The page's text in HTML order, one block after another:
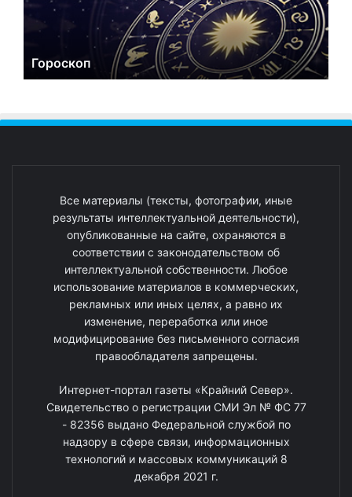
Гороскоп
Все материалы (тексты, фотографии, иные
результаты интеллектуальной деятельности),
опубликованные на сайте, охраняются в
соответствии с законодательством об
интеллектуальной собственности. Любое
использование материалов в коммерческих,
рекламных или иных целях, а равно их
изменение, переработка или иное
модифицирование без письменного согласия
правообладателя запрещены.
Интернет-портал газеты «Крайний Север».
Свидетельство о регистрации СМИ Эл № ФС 77
- 82356 выдано Федеральной службой по
надзору в сфере связи, информационных
технологий и массовых коммуникаций 8
декабря 2021 г.